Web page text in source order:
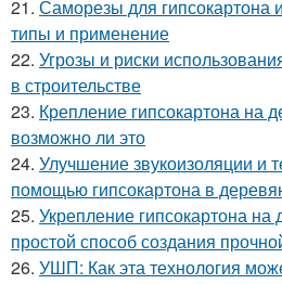
21. Саморезы для гипсокартона
типы и применение
22. Угрозы и риски
в строительстве
23. Крепление гипсокартона на
возможно ли это
24. Улучшение звукоизоляции и
помощью гипсокартона в
25. Укрепление гипсокартона на
простой способ создания
26. УШП: Как эта технология